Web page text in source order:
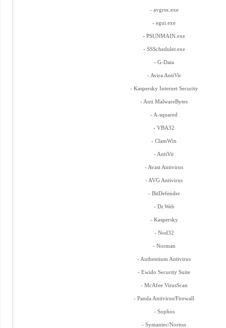
- avgrsx.exe
- egui.exe
- PSUNMAIN.exe
- SSScheduler.exe
- G-Data
- Avira AntiVir
- Kaspersky Internet Security
- Anti MalwareBytes
- A-squared
- VBA32
- ClamWin
- AntiVir
- Avast Antivirus
- AVG Antivirus
- BitDefender
- Dr.Web
- Kaspersky
- Nod32
- Norman
- Authentium Antivirus
- Ewido Security Suite
- McAfee VirusScan
- Panda Antivirus/Firewall
- Sophos
- Symantec/Norton